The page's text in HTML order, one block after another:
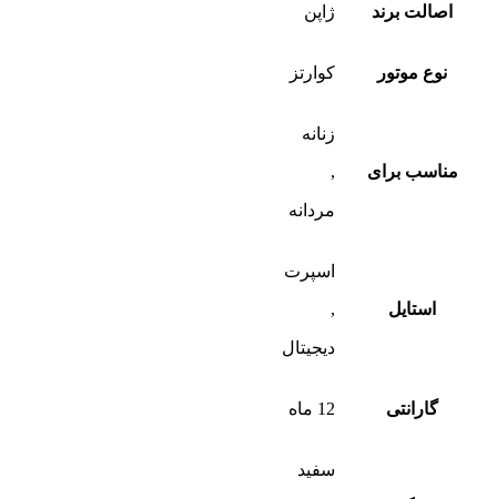
اصالت برند ژاپن
نوع موتور کوارتز
مناسب برای
زنانه
,
مردانه
استایل
اسپرت
,
دیجیتال
گارانتی 12 ماه
سفید